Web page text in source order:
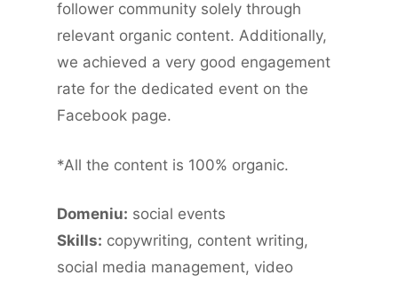
follower community solely through
relevant organic content. Additionally,
we achieved a very good engagement
rate for the dedicated event on the
Facebook page.
*All the content is 100% organic.
Domeniu: social events
Skills: copywriting, content writing,
social media management, video